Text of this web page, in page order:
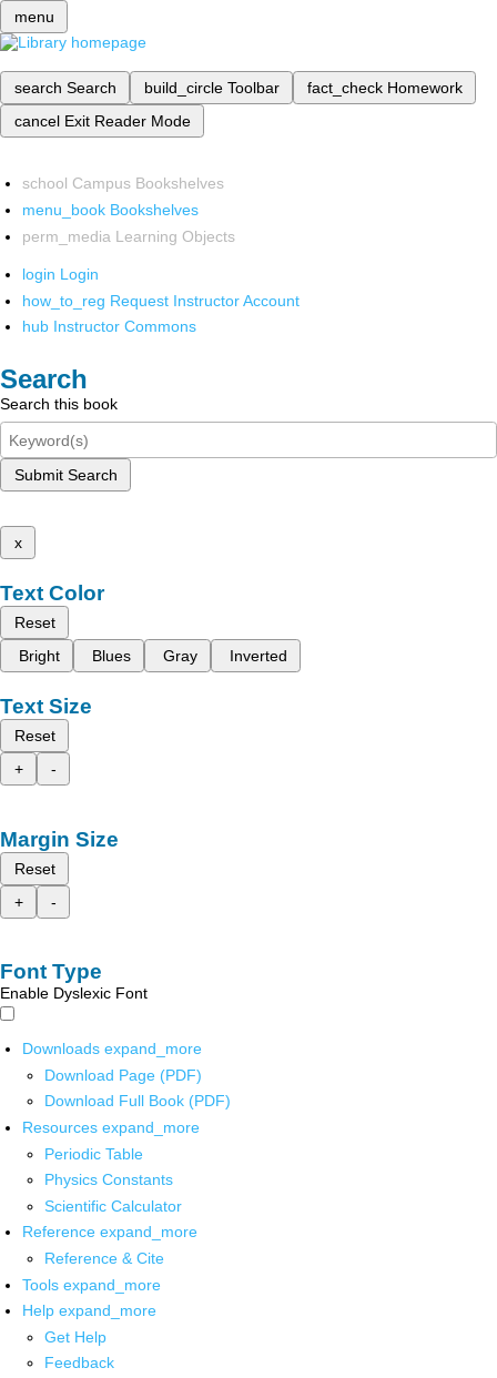
menu
search Search build_circle Toolbar fact_check Homework
cancel Exit Reader Mode
school Campus Bookshelves
menu_book Bookshelves
perm_media Learning Objects
login Login
how_to_reg Request Instructor Account
hub Instructor Commons
Search
Search this book
Submit Search
x
Text Color
Reset
Bright
Blues Gray Inverted
Text Size
Reset
+
-
Margin Size
Reset
+
-
Font Type
Enable Dyslexic Font
Downloads expand_more
Download Page (PDF)
Download Full Book (PDF)
Resources expand_more
Periodic Table
Physics Constants
Scientific Calculator
Reference expand_more
Reference & Cite
Tools expand_more
Help expand_more
Get Help
Feedback